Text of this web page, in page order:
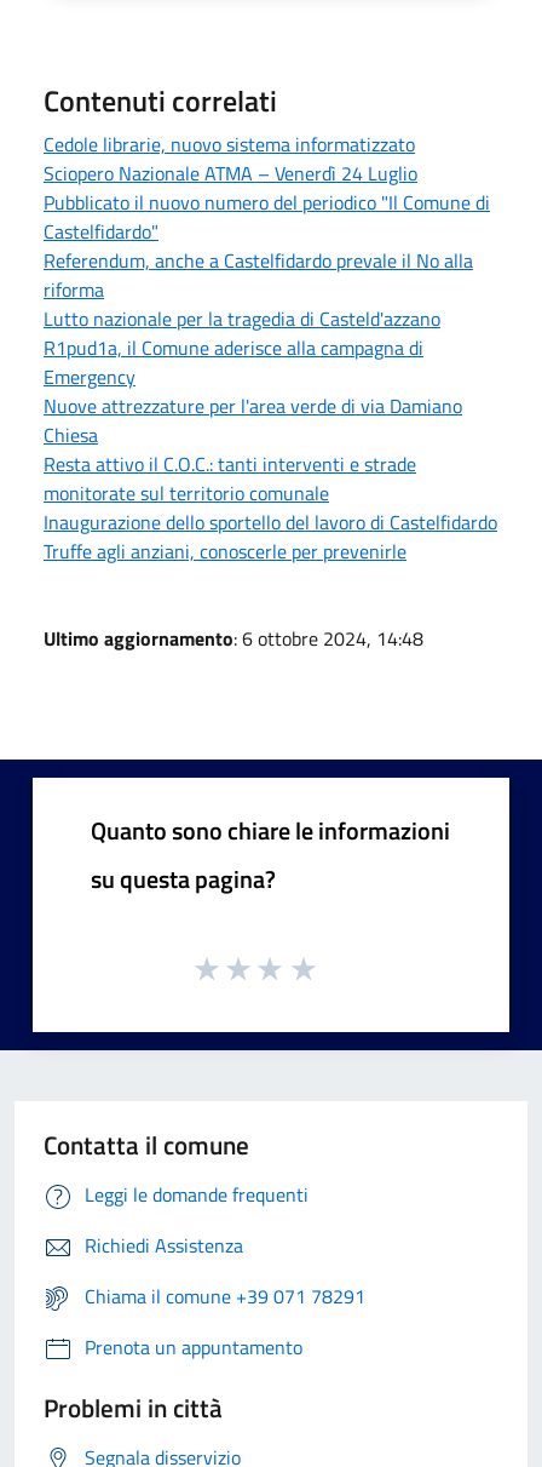
Contenuti correlati
Cedole librarie, nuovo sistema informatizzato
Sciopero Nazionale ATMA – Venerdì 24 Luglio
Pubblicato il nuovo numero del periodico "Il Comune di
Castelfidardo"
Referendum, anche a Castelfidardo prevale il No alla
riforma
Lutto nazionale per la tragedia di Casteld'azzano
R1pud1a, il Comune aderisce alla campagna di
Emergency
Nuove attrezzature per l'area verde di via Damiano
Chiesa
Resta attivo il C.O.C.: tanti interventi e strade
monitorate sul territorio comunale
Inaugurazione dello sportello del lavoro di Castelfidardo
Truffe agli anziani, conoscerle per prevenirle
Ultimo aggiornamento: 6 ottobre 2024, 14:48
Quanto sono chiare le informazioni
su questa pagina?
Contatta il comune
Leggi le domande frequenti
Richiedi Assistenza
Chiama il comune +39 071 78291
Prenota un appuntamento
Problemi in città
Segnala disservizio